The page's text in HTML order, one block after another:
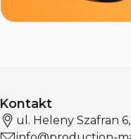
Kontakt
ul. Heleny Szafran